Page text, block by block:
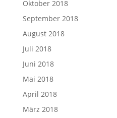
Oktober 2018
September 2018
August 2018
Juli 2018
Juni 2018
Mai 2018
April 2018
März 2018